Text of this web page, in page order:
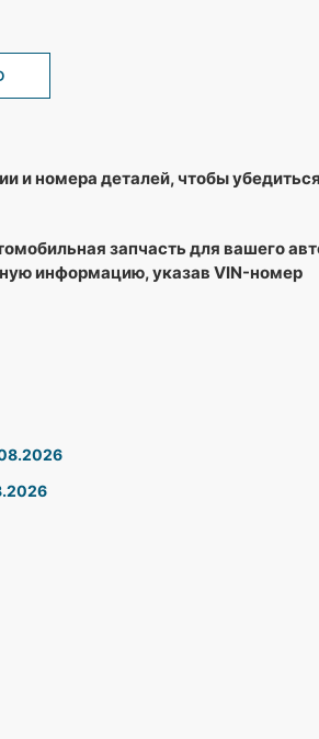
и номера деталей, чтобы
запчасть для вашего
информацию, указав VIN-номер